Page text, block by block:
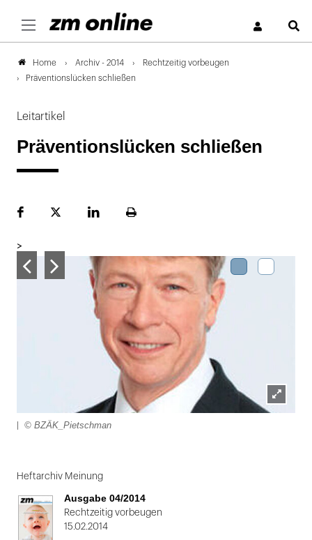
Home Archiv - 2014
Rechtzeitig vorbeugen
Präventionslücken schließen
Leitartikel
Präventionslücken schließen
FacebookPlattformLinekdInSeite
>
Lightbox
© BZÄK_Pietschman
1
von
2:
Heftarchiv Meinung
Ausgabe 04/2014
Rechtzeitig vorbeugen
15.02.2014